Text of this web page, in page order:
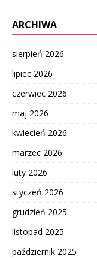
ARCHIWA
sierpień 2026
lipiec 2026
czerwiec 2026
maj 2026
kwiecień 2026
marzec 2026
luty 2026
styczeń 2026
grudzień 2025
listopad 2025
październik 2025